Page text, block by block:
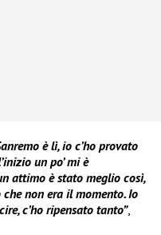
è lì, io c’ho provato
un po’ mi è
attimo è stato meglio così,
non era il momento. Io
c’ho ripensato tanto”,